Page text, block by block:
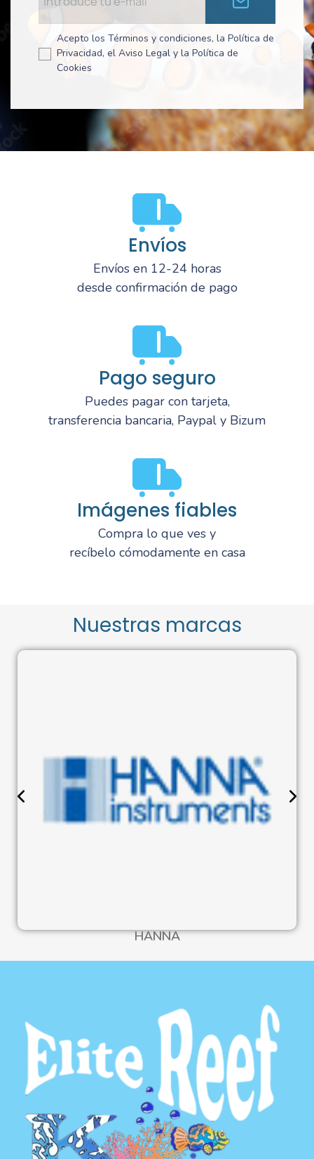
Acepto los Términos y condiciones, la Política de
Privacidad, el Aviso Legal y la Política de
Cookies
Envíos
Envíos en 12-24 horas
desde confirmación de pago
Pago seguro
Puedes pagar con tarjeta,
transferencia bancaria, Paypal y Bizum
Imágenes fiables
Compra lo que ves y
recíbelo cómodamente en casa
Nuestras marcas
HANNA